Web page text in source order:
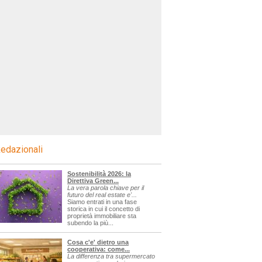
Sostenibilità 2026: la
Direttiva Green...
La vera parola chiave per il
futuro del real estate e'...
Siamo entrati in una fase
storica in cui il concetto di
proprietà immobiliare sta
subendo la più...
Cosa c'e' dietro una
cooperativa: come...
La differenza tra supermercato